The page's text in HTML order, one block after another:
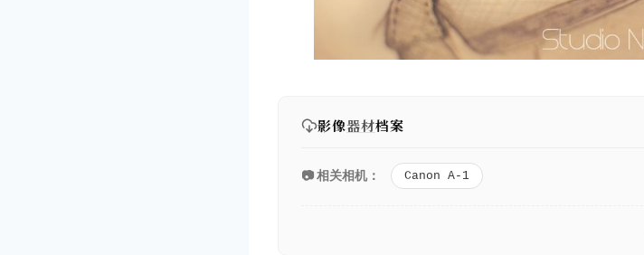
影像器材档案
📷 相关相机： Canon A-1